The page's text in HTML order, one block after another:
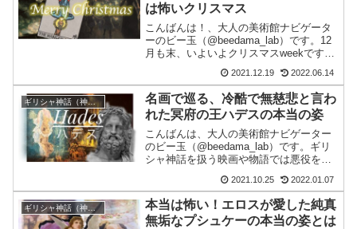
は怖いクリスマス
こんばんは！、大人の美術館ナビゲータ
ーのビー玉（@beedama_lab）です。12
月も末、いよいよクリスマスweekです
介したいなと思いまして、過去記事を確
認したところ12月にクリスマスらしい話
をしたこ...
2021.12.19 2022.06.14
ギリシャ神話（神話画）
名画で巡る、冷酷で無慈悲と言わ
れた冥府の王ハデスの本当の姿
こんばんは、大人の美術館ナビゲーター
のビー玉（@beedama_lab）です。ギリ
シャ神話を扱う映画や物語では悪役をあ
かなる願いも聞き入れてもらず貢物も受
け取らない冷酷で無慈悲な神」として恐
れられた冥府の...
2021.10.25 2022.01.07
ギリシャ神話（神話画）
本当は怖い！エロスが愛した純真
無垢なプシュケーの本当の姿とは